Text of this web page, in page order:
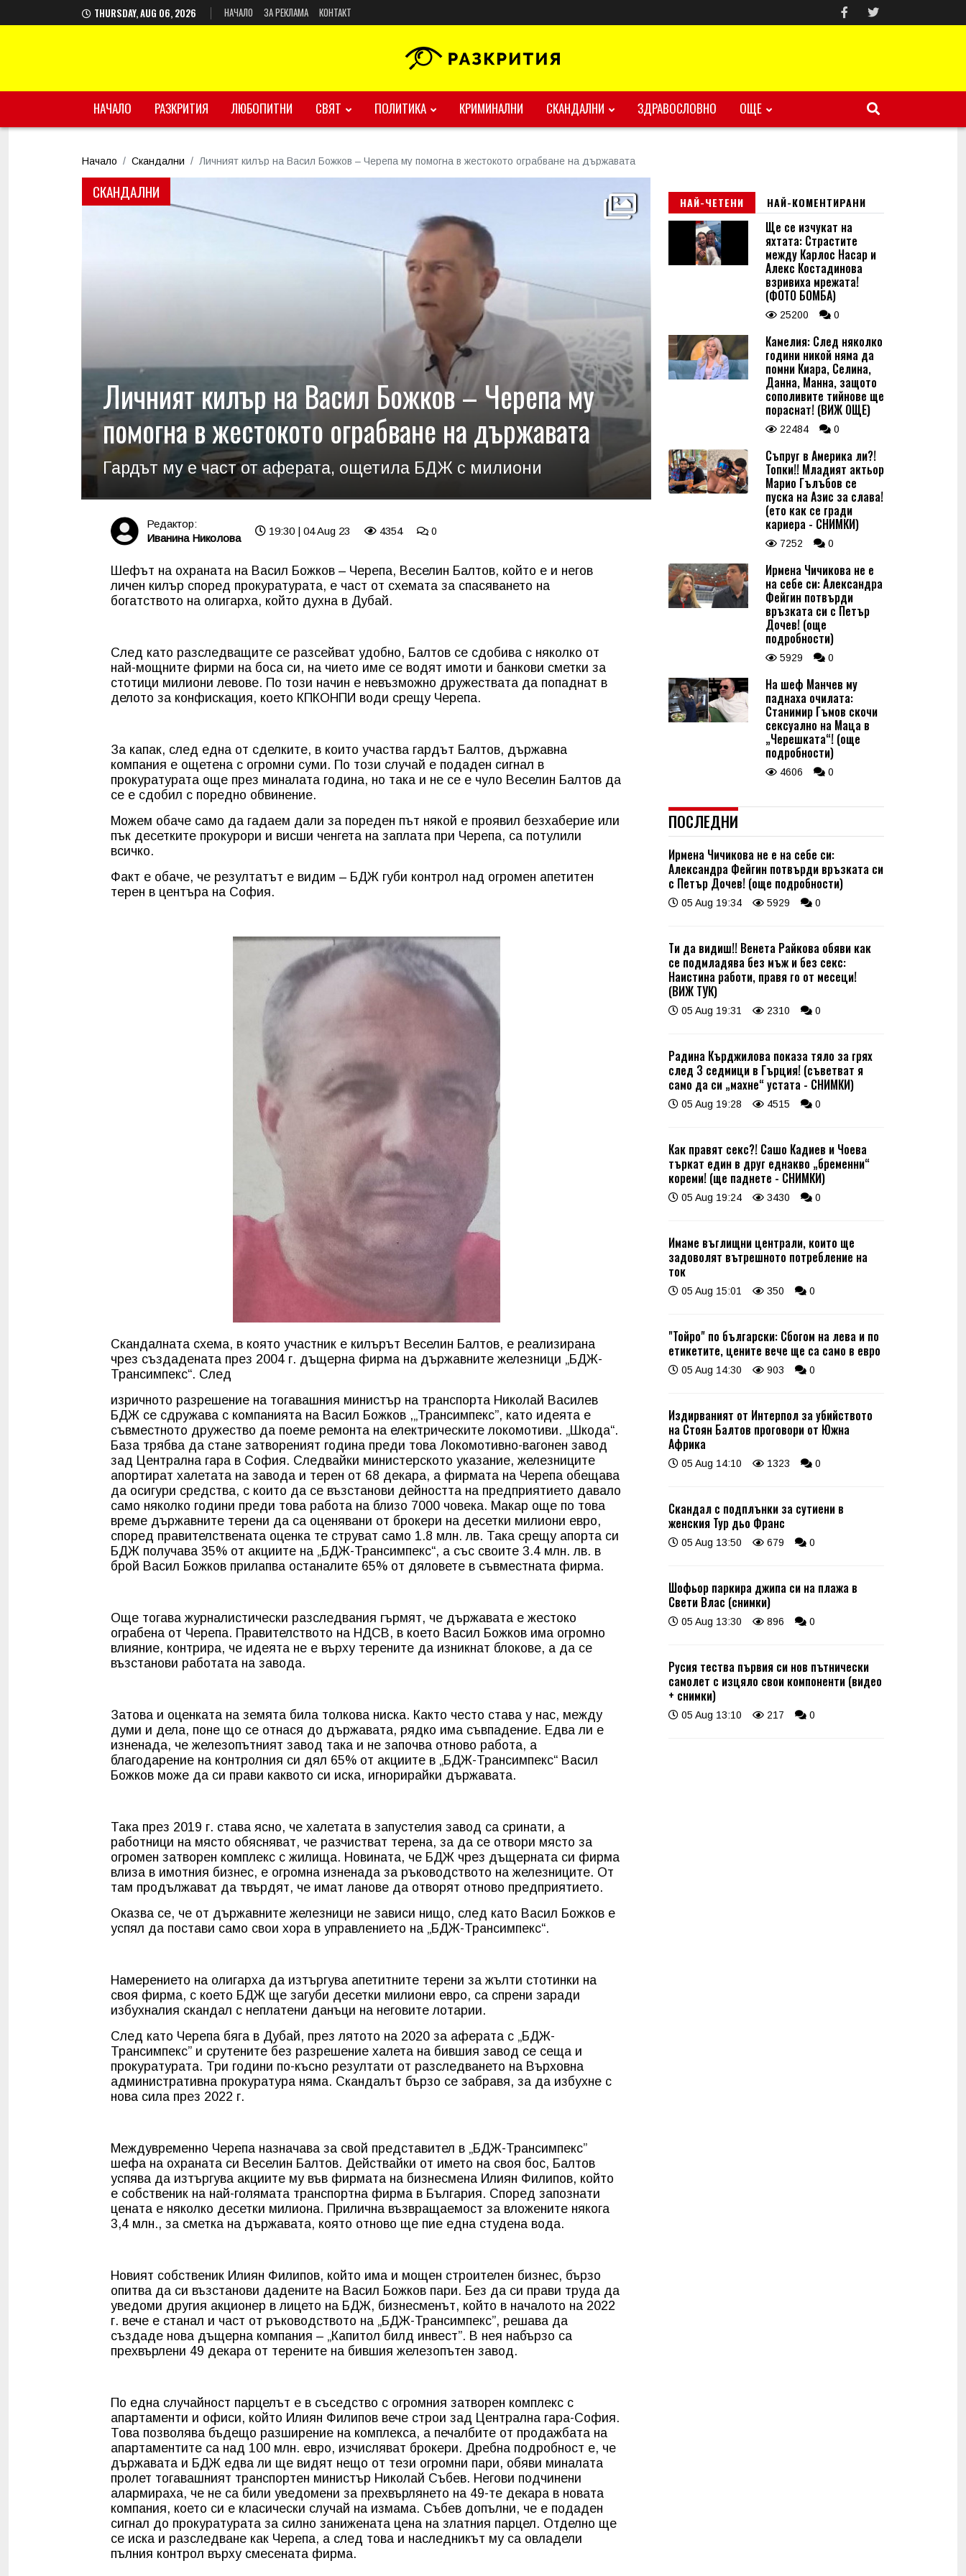
THURSDAY, AUG 06, 2026 НАЧАЛО ЗА РЕКЛАМА КОНТАКТ
НАЧАЛО РАЗКРИТИЯ ЛЮБОПИТНИ СВЯТ ПОЛИТИКА КРИМИНАЛНИ СКАНДАЛНИ ЗДРАВОСЛОВНО ОЩЕ
Начало Скандални Личният килър на Васил Божков – Черепа му помогна в жестокото ограбване на държавата
СКАНДАЛНИ
Личният килър на Васил Божков – Черепа му
помогна в жестокото ограбване на държавата
Гардът му е част от аферата, ощетила БДЖ с милиони
Редактор:
Иванина Николова
19:30 | 04 Aug 23 4354 0
Шефът на охраната на Васил Божков – Черепа, Веселин Балтов, който е и негов
личен килър според прокуратурата, е част от схемата за спасяването на
богатството на олигарха, който духна в Дубай.
След като разследващите се разсейват удобно, Балтов се сдобива с няколко от
най-мощните фирми на боса си, на чието име се водят имоти и банкови сметки за
стотици милиони левове. По този начин е невъзможно дружествата да попаднат в
делото за конфискация, което КПКОНПИ води срещу Черепа.
За капак, след една от сделките, в които участва гардът Балтов, държавна
компания е ощетена с огромни суми. По този случай е подаден сигнал в
прокуратурата още през миналата година, но така и не се е чуло Веселин Балтов да
се е сдобил с поредно обвинение.
Можем обаче само да гадаем дали за пореден път някой е проявил безхаберие или
пък десетките прокурори и висши ченгета на заплата при Черепа, са потулили
всичко.
Факт е обаче, че резултатът е видим – БДЖ губи контрол над огромен апетитен
терен в центъра на София.
Скандалната схема, в която участник е килърът Веселин Балтов, е реализирана
чрез създадената през 2004 г. дъщерна фирма на държавните железници „БДЖ-
Трансимпекс“. След
изричното разрешение на тогавашния министър на транспорта Николай Василев
БДЖ се сдружава с компанията на Васил Божков ,„Трансимпекс”, като идеята е
съвместното дружество да поеме ремонта на електрическите локомотиви. „Шкода“.
База трябва да стане затвореният година преди това Локомотивно-вагонен завод
зад Централна гара в София. Следвайки министерското указание, железниците
апортират халетата на завода и терен от 68 декара, а фирмата на Черепа обещава
да осигури средства, с които да се възстанови дейността на предприятието давало
само няколко години преди това работа на близо 7000 човека. Макар още по това
време държавните терени да са оценявани от брокери на десетки милиони евро,
според правителствената оценка те струват само 1.8 млн. лв. Така срещу апорта си
БДЖ получава 35% от акциите на „БДЖ-Трансимпекс“, а със своите 3.4 млн. лв. в
брой Васил Божков прилапва останалите 65% от дяловете в съвместната фирма.
Още тогава журналистически разследвания гърмят, че държавата е жестоко
ограбена от Черепа. Правителството на НДСВ, в което Васил Божков има огромно
влияние, контрира, че идеята не е върху терените да изникнат блокове, а да се
възстанови работата на завода.
Затова и оценката на земята била толкова ниска. Както често става у нас, между
думи и дела, поне що се отнася до държавата, рядко има съвпадение. Едва ли е
изненада, че железопътният завод така и не започва отново работа, а
благодарение на контролния си дял 65% от акциите в „БДЖ-Трансимпекс“ Васил
Божков може да си прави каквото си иска, игнорирайки държавата.
Така през 2019 г. става ясно, че халетата в запустелия завод са сринати, а
работници на място обясняват, че разчистват терена, за да се отвори място за
огромен затворен комплекс с жилища. Новината, че БДЖ чрез дъщерната си фирма
влиза в имотния бизнес, е огромна изненада за ръководството на железниците. От
там продължават да твърдят, че имат ланове да отворят отново предприятието.
Оказва се, че от държавните железници не зависи нищо, след като Васил Божков е
успял да постави само свои хора в управлението на „БДЖ-Трансимпекс“.
Намерението на олигарха да изтъргува апетитните терени за жълти стотинки на
своя фирма, с което БДЖ ще загуби десетки милиони евро, са спрени заради
избухналия скандал с неплатени данъци на неговите лотарии.
След като Черепа бяга в Дубай, през лятото на 2020 за аферата с „БДЖ-
Трансимпекс” и срутените без разрешение халета на бившия завод се сеща и
прокуратурата. Три години по-късно резултати от разследването на Върховна
административна прокуратура няма. Скандалът бързо се забравя, за да избухне с
нова сила през 2022 г.
Междувременно Черепа назначава за свой представител в „БДЖ-Трансимпекс”
шефа на охраната си Веселин Балтов. Действайки от името на своя бос, Балтов
успява да изтъргува акциите му във фирмата на бизнесмена Илиян Филипов, който
е собственик на най-голямата транспортна фирма в България. Според запознати
цената е няколко десетки милиона. Прилична възвращаемост за вложените някога
3,4 млн., за сметка на държавата, която отново ще пие една студена вода.
Новият собственик Илиян Филипов, който има и мощен строителен бизнес, бързо
опитва да си възстанови дадените на Васил Божков пари. Без да си прави труда да
уведоми другия акционер в лицето на БДЖ, бизнесменът, който в началото на 2022
г. вече е станал и част от ръководството на „БДЖ-Трансимпекс”, решава да
създаде нова дъщерна компания – „Капитол билд инвест”. В нея набързо са
прехвърлени 49 декара от терените на бившия железопътен завод.
По една случайност парцелът е в съседство с огромния затворен комплекс с
апартаменти и офиси, който Илиян Филипов вече строи зад Централна гара-София.
Това позволява бъдещо разширение на комплекса, а печалбите от продажбата на
апартаментите са над 100 млн. евро, изчисляват брокери. Дребна подробност е, че
държавата и БДЖ едва ли ще видят нещо от тези огромни пари, обяви миналата
пролет тогавашният транспортен министър Николай Събев. Негови подчинени
алармираха, че не са били уведомени за прехвърлянето на 49-те декара в новата
компания, което си е класически случай на измама. Събев допълни, че е подаден
сигнал до прокуратурата за силно занижената цена на златния парцел. Отделно ще
се иска и разследване как Черепа, а след това и наследникът му са овладели
пълния контрол върху смесената фирма.
НАЙ-ЧЕТЕНИ НАЙ-КОМЕНТИРАНИ
Ще се изчукат на
яхтата: Страстите
между Карлос Насар и
Алекс Костадинова
взривиха мрежата!
(ФОТО БОМБА)
25200 0
Камелия: След няколко
години никой няма да
помни Киара, Селина,
Данна, Манна, защото
сополивите тийнове ще
пораснат! (ВИЖ ОЩЕ)
22484 0
Съпруг в Америка ли?!
Топки!! Младият актьор
Марио Гълъбов се
пуска на Азис за слава!
(ето как се гради
кариера - СНИМКИ)
7252 0
Ирмена Чичикова не е
на себе си: Александра
Фейгин потвърди
връзката си с Петър
Дочев! (още
подробности)
5929 0
На шеф Манчев му
паднаха очилата:
Станимир Гъмов скочи
сексуално на Маца в
„Черешката“! (още
подробности)
4606 0
ПОСЛЕДНИ
Ирмена Чичикова не е на себе си:
Александра Фейгин потвърди връзката си
с Петър Дочев! (още подробности)
05 Aug 19:34 5929 0
Ти да видиш!! Венета Райкова обяви как
се подмладява без мъж и без секс:
Наистина работи, правя го от месеци!
(ВИЖ ТУК)
05 Aug 19:31 2310 0
Радина Кърджилова показа тяло за грях
след 3 седмици в Гърция! (съветват я
само да си „махне“ устата - СНИМКИ)
05 Aug 19:28 4515 0
Как правят секс?! Сашо Кадиев и Чоева
търкат един в друг еднакво „бременни“
кореми! (ще паднете - СНИМКИ)
05 Aug 19:24 3430 0
Имаме въглищни централи, които ще
задоволят вътрешното потребление на
ток
05 Aug 15:01 350 0
"Тойро" по български: Сбогом на лева и по
етикетите, цените вече ще са само в евро
05 Aug 14:30 903 0
Издирваният от Интерпол за убийството
на Стоян Балтов проговори от Южна
Африка
05 Aug 14:10 1323 0
Скандал с подплънки за сутиени в
женския Тур дьо Франс
05 Aug 13:50 679 0
Шофьор паркира джипа си на плажа в
Свети Влас (снимки)
05 Aug 13:30 896 0
Русия тества първия си нов пътнически
самолет с изцяло свои компоненти (видео
+ снимки)
05 Aug 13:10 217 0